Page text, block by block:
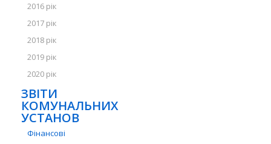
2016 рік
2017 рік
2018 рік
2019 рік
2020 рік
ЗВІТИ
КОМУНАЛЬНИХ
УСТАНОВ
Фінансові